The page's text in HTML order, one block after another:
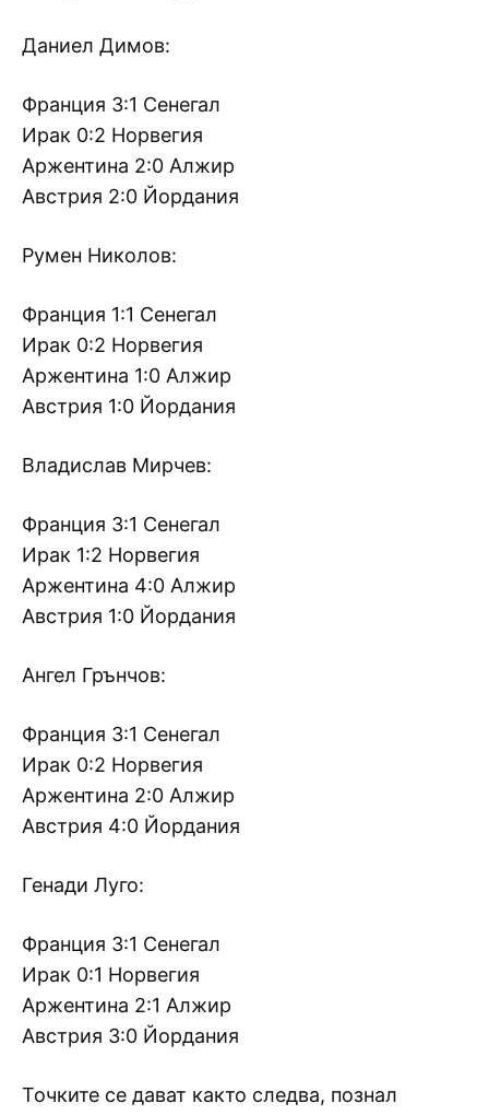
Даниел Димов:
Франция 3:1 Сенегал
Ирак 0:2 Норвегия
Аржентина 2:0 Алжир
Австрия 2:0 Йордания
Румен Николов:
Франция 1:1 Сенегал
Ирак 0:2 Норвегия
Аржентина 1:0 Алжир
Австрия 1:0 Йордания
Владислав Мирчев:
Франция 3:1 Сенегал
Ирак 1:2 Норвегия
Аржентина 4:0 Алжир
Австрия 1:0 Йордания
Ангел Грънчов:
Франция 3:1 Сенегал
Ирак 0:2 Норвегия
Аржентина 2:0 Алжир
Австрия 4:0 Йордания
Генади Луго:
Франция 3:1 Сенегал
Ирак 0:1 Норвегия
Аржентина 2:1 Алжир
Австрия 3:0 Йордания
Точките се дават както следва, познал